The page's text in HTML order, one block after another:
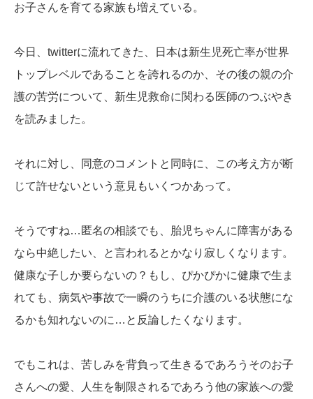
お子さんを育てる家族も増えている。
今日、twitterに流れてきた、日本は新生児死亡率が世界
トップレベルであることを誇れるのか、その後の親の介
護の苦労について、新生児救命に関わる医師のつぶやき
を読みました。
それに対し、同意のコメントと同時に、この考え方が断
じて許せないという意見もいくつかあって。
そうですね…匿名の相談でも、胎児ちゃんに障害がある
なら中絶したい、と言われるとかなり寂しくなります。
健康な子しか要らないの？もし、ぴかぴかに健康で生ま
れても、病気や事故で一瞬のうちに介護のいる状態にな
るかも知れないのに…と反論したくなります。
でもこれは、苦しみを背負って生きるであろうそのお子
さんへの愛、人生を制限されるであろう他の家族への愛